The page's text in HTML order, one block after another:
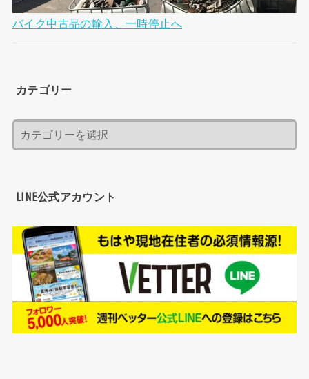
バイク中古品の輸入、一時停止へ
カテゴリー
LINE公式アカウント